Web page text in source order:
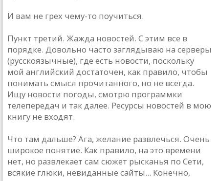
И вам не грех чему-то поучиться.
Пункт третий. Жажда новостей. С этим все в
порядке. Довольно часто заглядываю на серверы
(русскоязычные), где есть новости, поскольку
мой английский достаточен, как правило, чтобы
понимать смысл прочитанного, но не всегда.
Ищу новости погоды, смотрю программки
телепередач и так далее. Ресурсы новостей в мою
книгу не входят.
Что там дальше? Ага, желание развлечься. Очень
широкое понятие. Как правило, на это времени
нет, но развлекает сам сюжет рысканья по Сети,
всякие глюки, невиданные сайты... Конечно,